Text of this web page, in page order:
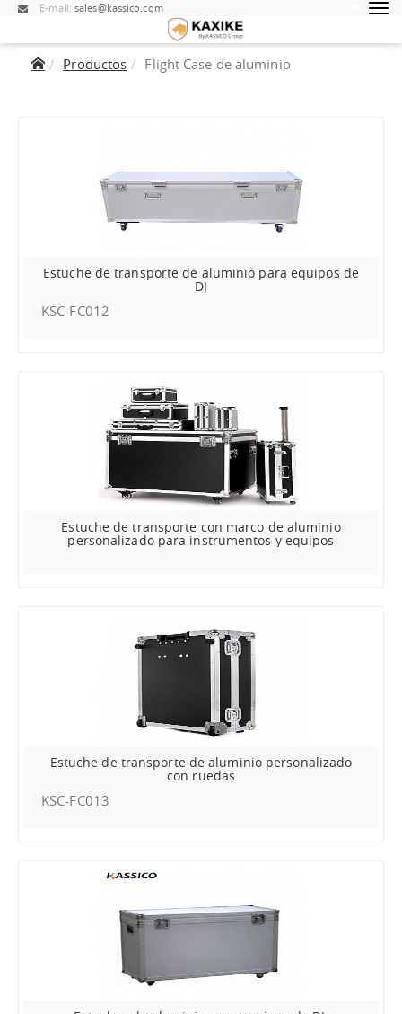
E-mail:sales@kassico.com
Productos Flight Case de aluminio
Estuche de transporte de aluminio para equipos de
DJ
KSC-FC012
Estuche de transporte con marco de aluminio
personalizado para instrumentos y equipos
Estuche de transporte de aluminio personalizado
con ruedas
KSC-FC013